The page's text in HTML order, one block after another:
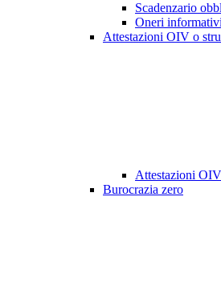
Scadenzario
Oneri
Attestazioni OIV o
Attestazioni
Burocrazia zero